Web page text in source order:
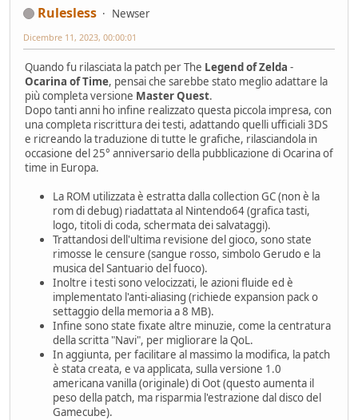
Rulesless Newser
Dicembre 11, 2023, 00:00:01
Quando fu rilasciata la patch per The Legend of Zelda -
Ocarina of Time, pensai che sarebbe stato meglio adattare la
più completa versione Master Quest.
Dopo tanti anni ho infine realizzato questa piccola impresa, con
una completa riscrittura dei testi, adattando quelli ufficiali 3DS
e ricreando la traduzione di tutte le grafiche, rilasciandola in
occasione del 25° anniversario della pubblicazione di Ocarina of
time in Europa.
La ROM utilizzata è estratta dalla collection GC (non è la
rom di debug) riadattata al Nintendo64 (grafica tasti,
logo, titoli di coda, schermata dei salvataggi).
Trattandosi dell'ultima revisione del gioco, sono state
rimosse le censure (sangue rosso, simbolo Gerudo e la
musica del Santuario del fuoco).
Inoltre i testi sono velocizzati, le azioni fluide ed è
implementato l'anti-aliasing (richiede expansion pack o
settaggio della memoria a 8 MB).
Infine sono state fixate altre minuzie, come la centratura
della scritta "Navi", per migliorare la QoL.
In aggiunta, per facilitare al massimo la modifica, la patch
è stata creata, e va applicata, sulla versione 1.0
americana vanilla (originale) di Oot (questo aumenta il
peso della patch, ma risparmia l'estrazione dal disco del
Gamecube).